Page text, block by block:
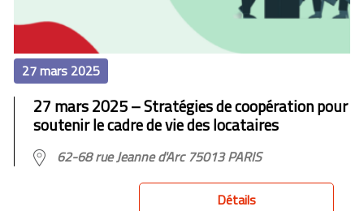
27 mars 2025
27 mars 2025 – Stratégies de coopération pour
soutenir le cadre de vie des locataires
62-68 rue Jeanne d'Arc 75013 PARIS
Détails